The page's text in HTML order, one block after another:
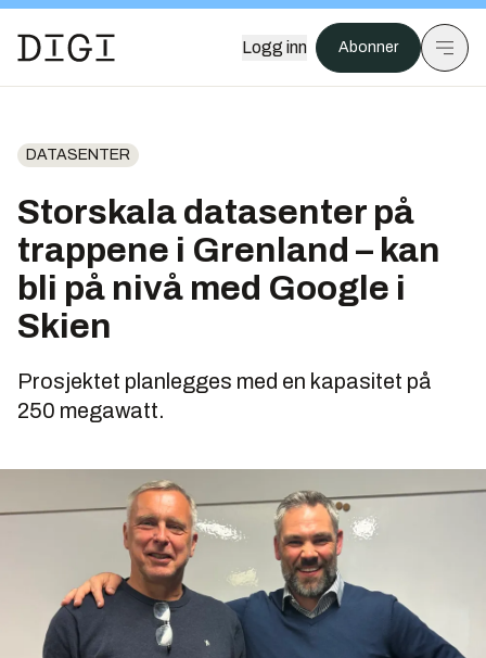
Logg inn Abonner
DATASENTER
Storskala datasenter på
trappene i Grenland – kan
bli på nivå med Google i
Skien
Prosjektet planlegges med en kapasitet på
250 megawatt.